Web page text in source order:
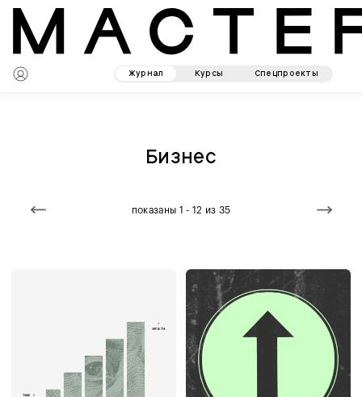
Журнал Курсы Спецпроекты
Бизнес
показаны 1 - 12 из 35